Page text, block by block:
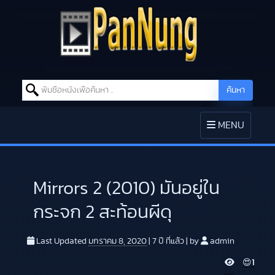
Search for: ค้นหา
TOGGLE
NAVIGATION
MENU
Mirrors 2 (2010) มันอยู่ใน
กระจก 2 สะท้อนผีดุ
Last Updated มกราคม 8, 2020 7 ปี ที่แล้ว by admin
V 😍1